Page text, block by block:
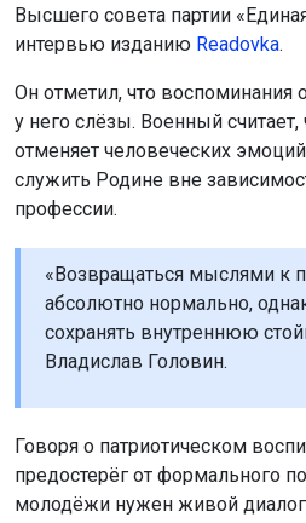
Высшего совета партии
интервью изданию Readovka.
Он отметил, что
у него слёзы. Военный считает,
отменяет человеческих
служить Родине вне
профессии.
«Возвращаться мыслями к
абсолютно нормально,
сохранять внутреннюю
Владислав Головин.
Говоря о патриотическом
предостерёг от формального
молодёжи нужен живой диалог